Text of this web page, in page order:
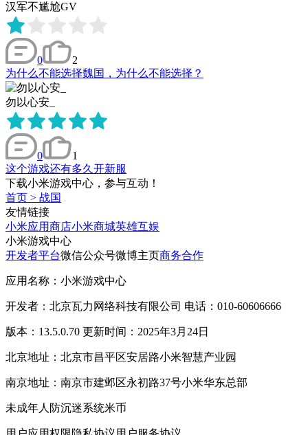
汉军不尴尬GV
0
2
为什么不能选择魏国，为什么不能选择？
勿以心安_
0
1
这个游戏还有多久开新服
下载小米游戏中心，参与互动！
首页 > 战国
友情链接
小米应用商店小米商城英雄互娱
小米游戏中心
开发者平台微信公众号微博主页商务合作
应用名称：小米游戏中心
开发者：北京瓦力网络科技有限公司 电话：010-60606666
版本：13.5.0.70 更新时间：2025年3月24日
北京地址：北京市昌平区安居路小米智慧产业园
南京地址：南京市建邺区永初路37号小米华东总部
未成年人防沉迷系统米币